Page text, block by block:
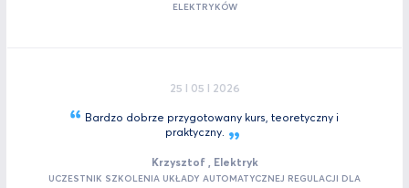
ELEKTRYKÓW
25 I 05 I 2026
Bardzo dobrze przygotowany kurs, teoretyczny i
praktyczny.
Krzysztof , Elektryk
UCZESTNIK SZKOLENIA UKŁADY AUTOMATYCZNEJ REGULACJI DLA